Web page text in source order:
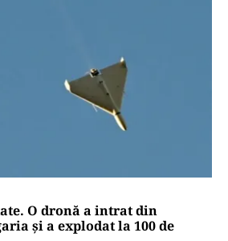
O dronă a intrat din
şi a explodat la 100 de